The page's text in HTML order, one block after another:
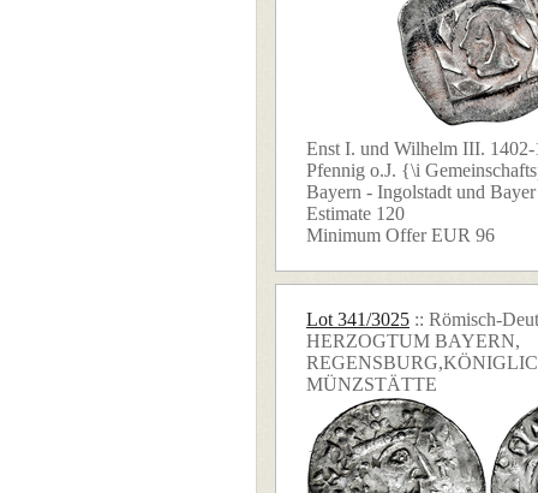
Enst I. und Wilhelm III.
Pfennig o.J. {\i
Bayern - Ingolstadt und
Estimate 120
Minimum Offer EUR 96
Lot 341/3025 :: Römisch-
HERZOGTUM BAYERN,
MÜNZSTÄTTE